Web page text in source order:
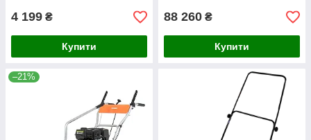
4 199 ₴
Купити
88 260 ₴
Купити
–21%